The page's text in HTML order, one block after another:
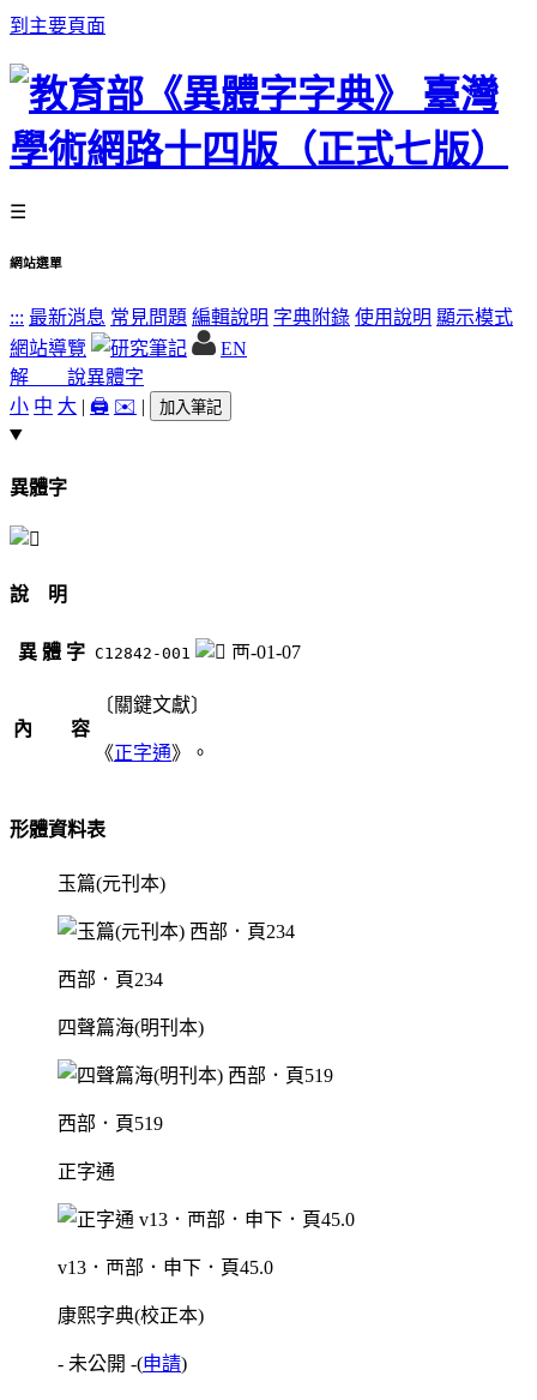
到主要頁面
☰
網站選單
::: 最新消息 常見問題 編輯說明 字典附錄 使用說明 顯示模式
網站導覽
EN
解 說異體字
小 中 大 | 🖨️ ✉️ | 加入筆記
異體字
說 明
異 體 字 C12842-001 襾-01-07
內 容
〔關鍵文獻〕
《正字通》。
形體資料表
玉篇(元刊本)
西部．頁234
四聲篇海(明刊本)
西部．頁519
正字通
v13．襾部．申下．頁45.0
康熙字典(校正本)
- 未公開 -(申請)